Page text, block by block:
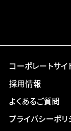
コーポレートサイ
採用情報
よくあるご質問
プライバシーポリ